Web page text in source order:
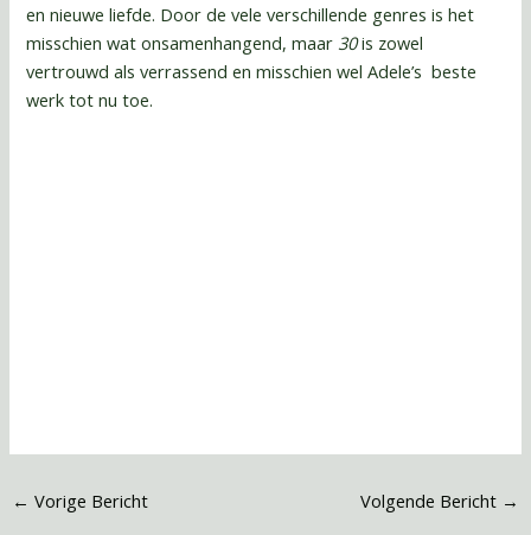
en nieuwe liefde. Door de vele verschillende genres is het
misschien wat onsamenhangend, maar 30is zowel
vertrouwd als verrassend en misschien wel Adele’s beste
werk tot nu toe.
← Vorige Bericht Volgende Bericht →